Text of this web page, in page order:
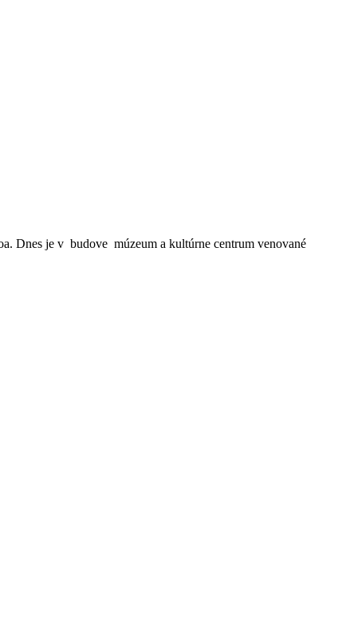
Dnes je v budove múzeum a kultúrne centrum venované